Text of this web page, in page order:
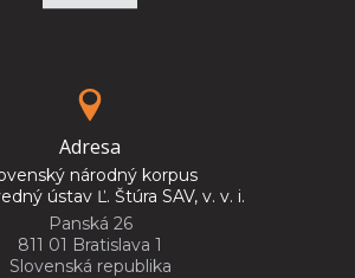
Adresa
národný korpus
ústav Ľ. Štúra SAV, v. v. i.
Panská 26
811 01 Bratislava 1
Slovenská republika